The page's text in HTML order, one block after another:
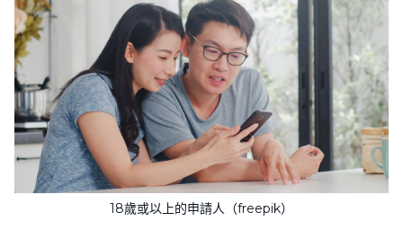
18歲或以上的申請人（freepik）